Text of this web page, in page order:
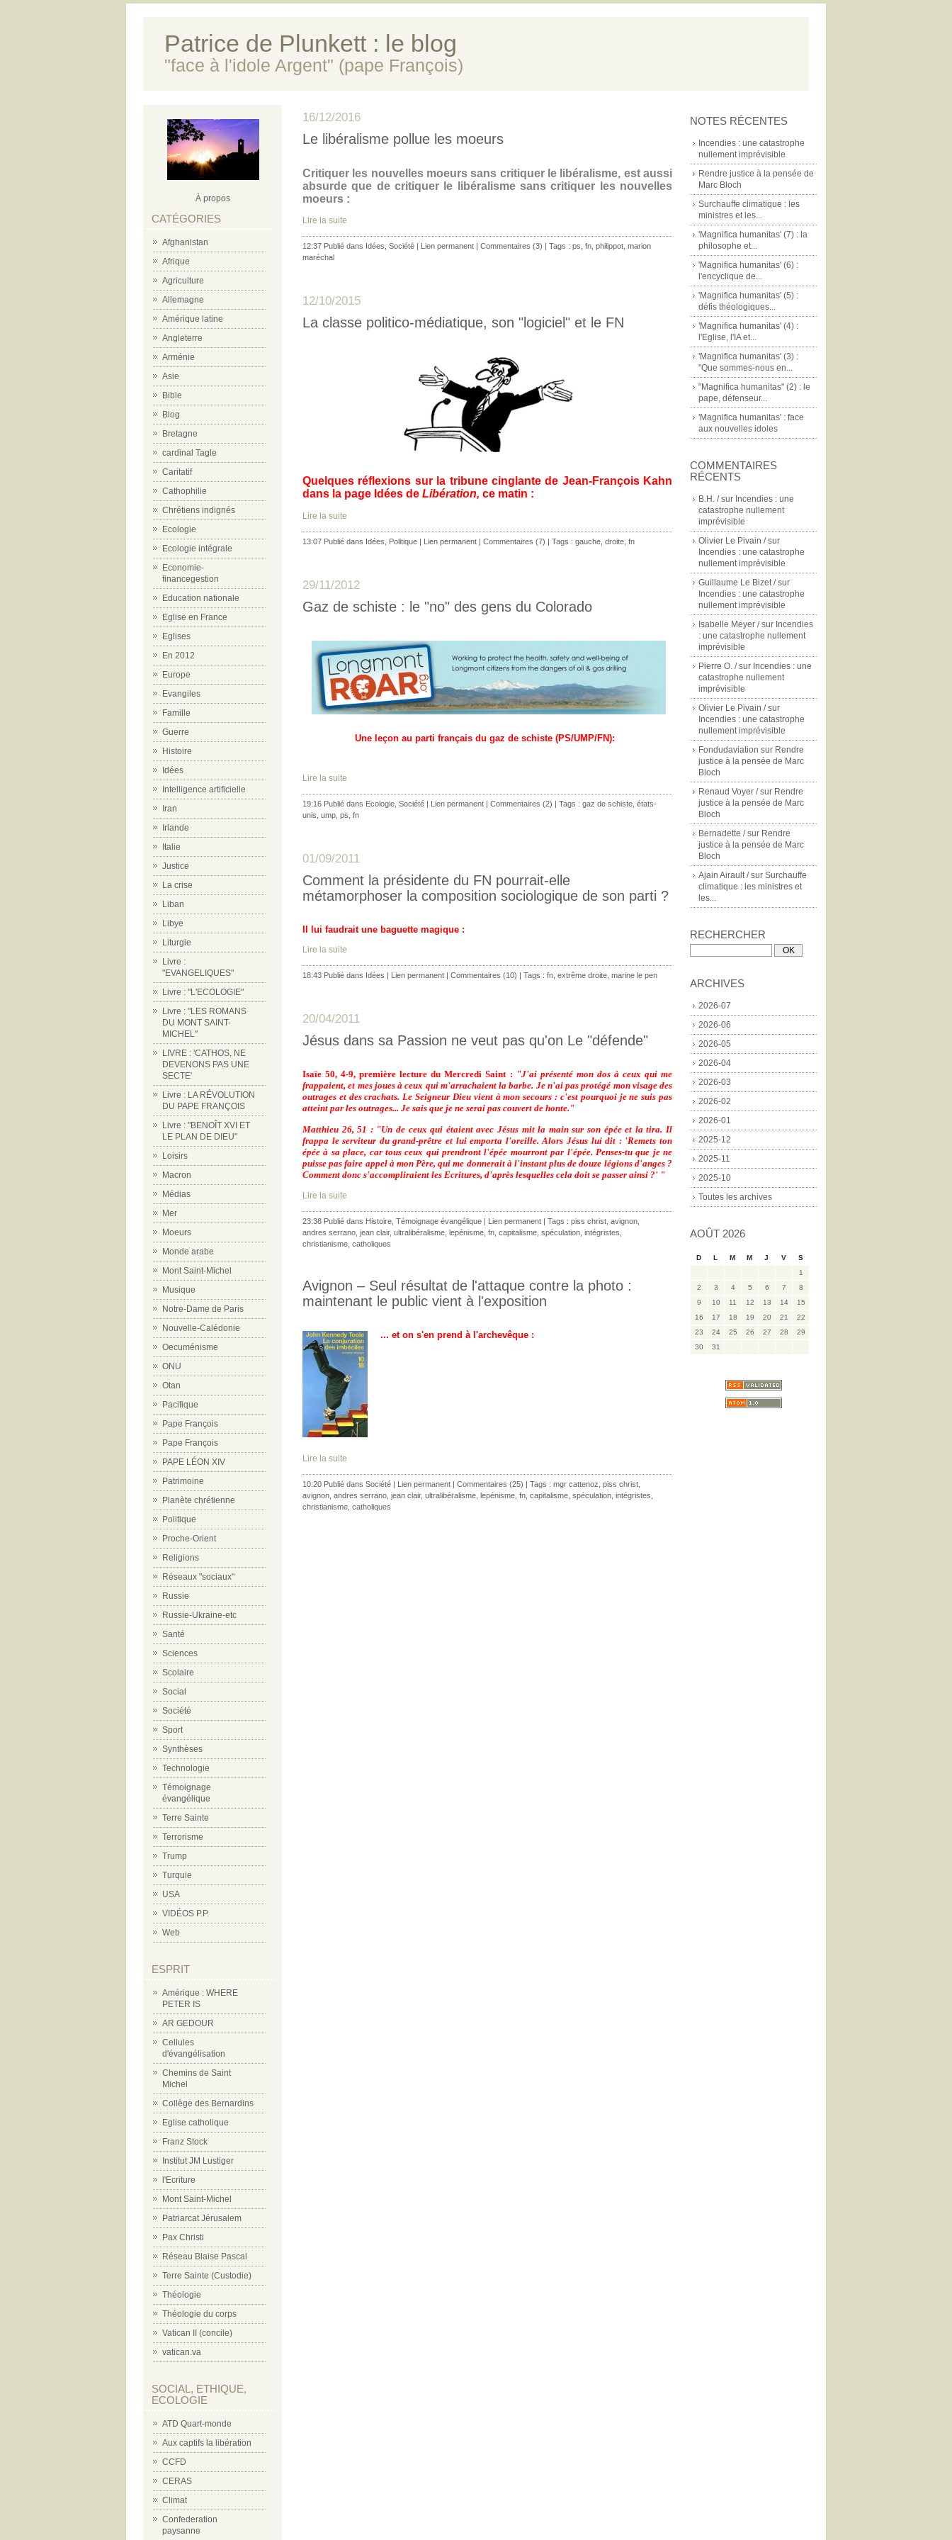
Patrice de Plunkett : le blog
"face à l'idole Argent" (pape François)
À propos
CATÉGORIES
Afghanistan
Afrique
Agriculture
Allemagne
Amérique latine
Angleterre
Arménie
Asie
Bible
Blog
Bretagne
cardinal Tagle
Caritatif
Cathophilie
Chrétiens indignés
Ecologie
Ecologie intégrale
Economie-
financegestion
Education nationale
Eglise en France
Eglises
En 2012
Europe
Evangiles
Famille
Guerre
Histoire
Idées
Intelligence artificielle
Iran
Irlande
Italie
Justice
La crise
Liban
Libye
Liturgie
Livre :
"EVANGELIQUES"
Livre : "L'ECOLOGIE"
Livre : "LES ROMANS
DU MONT SAINT-
MICHEL"
LIVRE : 'CATHOS, NE
DEVENONS PAS UNE
SECTE'
Livre : LA RÉVOLUTION
DU PAPE FRANÇOIS
Livre : "BENOÎT XVI ET
LE PLAN DE DIEU"
Loisirs
Macron
Médias
Mer
Moeurs
Monde arabe
Mont Saint-Michel
Musique
Notre-Dame de Paris
Nouvelle-Calédonie
Oecuménisme
ONU
Otan
Pacifique
Pape François
Pape François
PAPE LÉON XIV
Patrimoine
Planète chrétienne
Politique
Proche-Orient
Religions
Réseaux "sociaux"
Russie
Russie-Ukraine-etc
Santé
Sciences
Scolaire
Social
Société
Sport
Synthèses
Technologie
Témoignage
évangélique
Terre Sainte
Terrorisme
Trump
Turquie
USA
VIDÉOS P.P.
Web
ESPRIT
Amérique : WHERE
PETER IS
AR GEDOUR
Cellules
d'évangélisation
Chemins de Saint
Michel
Collège des Bernardins
Eglise catholique
Franz Stock
Institut JM Lustiger
l'Ecriture
Mont Saint-Michel
Patriarcat Jérusalem
Pax Christi
Réseau Blaise Pascal
Terre Sainte (Custodie)
Théologie
Théologie du corps
Vatican II (concile)
vatican.va
SOCIAL, ETHIQUE,
ECOLOGIE
ATD Quart-monde
Aux captifs la libération
CCFD
CERAS
Climat
Confederation
paysanne
NOTES RÉCENTES
Incendies : une catastrophe
nullement imprévisible
Rendre justice à la pensée de
Marc Bloch
Surchauffe climatique : les
ministres et les...
'Magnifica humanitas' (7) : la
philosophe et...
'Magnifica humanitas' (6) :
l'encyclique de...
'Magnifica humanitas' (5) :
défis théologiques...
'Magnifica humanitas' (4) :
l'Eglise, l'IA et...
'Magnifica humanitas' (3) :
"Que sommes-nous en...
"Magnifica humanitas" (2) : le
pape, défenseur...
'Magnifica humanitas' : face
aux nouvelles idoles
COMMENTAIRES
RÉCENTS
B.H. /sur Incendies : une
catastrophe nullement
imprévisible
Olivier Le Pivain /sur
Incendies : une catastrophe
nullement imprévisible
Guillaume Le Bizet /sur
Incendies : une catastrophe
nullement imprévisible
Isabelle Meyer /sur Incendies
: une catastrophe nullement
imprévisible
Pierre O. /sur Incendies : une
catastrophe nullement
imprévisible
Olivier Le Pivain /sur
Incendies : une catastrophe
nullement imprévisible
Fondudaviation sur Rendre
justice à la pensée de Marc
Bloch
Renaud Voyer /sur Rendre
justice à la pensée de Marc
Bloch
Bernadette /sur Rendre
justice à la pensée de Marc
Bloch
Ajain Airault /sur Surchauffe
climatique : les ministres et
les...
RECHERCHER
ARCHIVES
2026-07
2026-06
2026-05
2026-04
2026-03
2026-02
2026-01
2025-12
2025-11
2025-10
Toutes les archives
AOÛT 2026
D L M M J V
S
1
2
3 4 5 6 7
8
9
10 11 12 13 14
15
16
17 18 19 20 21
22
23
24 25 26 27 28
29
30
31
16/12/2016
Le libéralisme pollue les moeurs
Critiquer les nouvelles moeurs sans critiquer le libéralisme, est aussi
absurde que de critiquer le libéralisme sans critiquer les nouvelles
moeurs :
Lire la suite
12:37 Publié dans Idées Société | Lien permanent | Commentaires (3) | Tags : ps fn philippot marion
maréchal
12/10/2015
La classe politico-médiatique, son "logiciel" et le FN
Quelques réflexions sur la tribune cinglante de Jean-François Kahn
dans la page Idées de Libération, ce matin :
Lire la suite
13:07 Publié dans Idées Politique | Lien permanent | Commentaires (7) | Tags : gauche droite fn
29/11/2012
Gaz de schiste : le "no" des gens du Colorado
Une leçon au parti français du gaz de schiste (PS/UMP/FN):
Lire la suite
19:16 Publié dans Ecologie Société | Lien permanent | Commentaires (2) | Tags : gaz de schiste états-
unis ump ps fn
01/09/2011
Comment la présidente du FN pourrait-elle
métamorphoser la composition sociologique de son parti ?
Il lui faudrait une baguette magique :
Lire la suite
18:43 Publié dans Idées | Lien permanent | Commentaires (10) | Tags : fn extrême droite marine le pen
20/04/2011
Jésus dans sa Passion ne veut pas qu'on Le "défende"
Isaïe 50, 4-9, première lecture du Mercredi Saint : "J'ai présenté mon dos à ceux qui me
frappaient, et mes joues à ceux qui m'arrachaient la barbe. Je n'ai pas protégé mon visage des
outrages et des crachats. Le Seigneur Dieu vient à mon secours : c'est pourquoi je ne suis pas
atteint par les outrages... Je sais que je ne serai pas couvert de honte."
Matthieu 26, 51 : "Un de ceux qui étaient avec Jésus mit la main sur son épée et la tira. Il
frappa le serviteur du grand-prêtre et lui emporta l'oreille. Alors Jésus lui dit : 'Remets ton
épée à sa place, car tous ceux qui prendront l'épée mourront par l'épée. Penses-tu que je ne
puisse pas faire appel à mon Père, qui me donnerait à l'instant plus de douze légions d'anges ?
Comment donc s'accompliraient les Ecritures, d'après lesquelles cela doit se passer ainsi ?' "
Lire la suite
23:38 Publié dans Histoire Témoignage évangélique | Lien permanent | Tags : piss christ avignon
andres serrano jean clair, ultralibéralisme lepénisme fn capitalisme spéculation intégristes
christianisme catholiques
Avignon – Seul résultat de l'attaque contre la photo :
maintenant le public vient à l'exposition
... et on s'en prend à l'archevêque :
Lire la suite
10:20 Publié dans Société Lien permanent Commentaires (25) | Tags : mgr cattenoz piss christ
avignon andres serrano jean clair, ultralibéralisme lepénisme fn capitalisme spéculation intégristes
christianisme catholiques